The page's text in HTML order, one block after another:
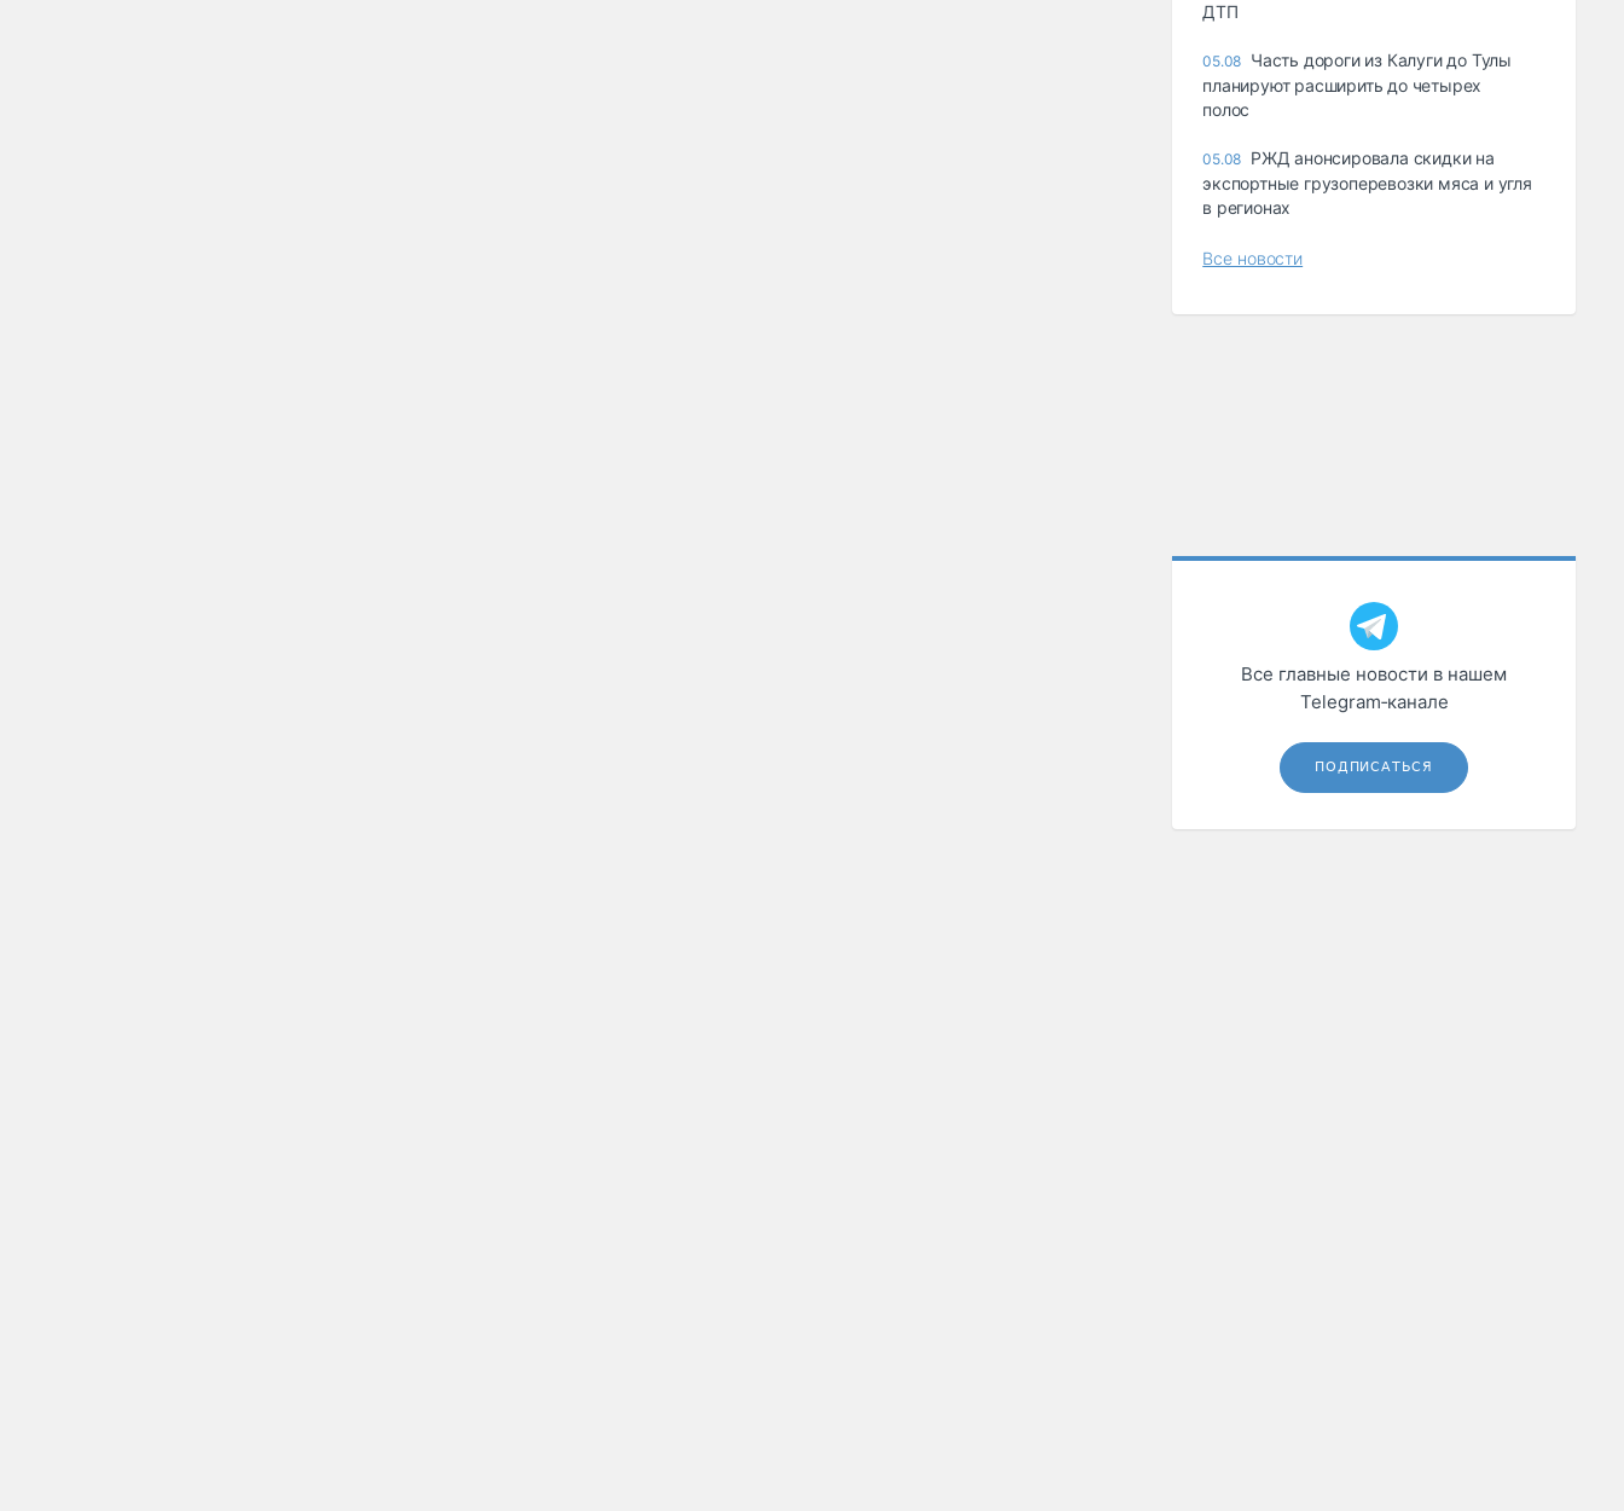
ДТП
05.08 Часть дороги из Калуги до Тулы
планируют расширить до четырех
полос
05.08 РЖД анонсировала скидки на
экспортные грузоперевозки мяса и угля
в регионах
Все новости
Все главные новости в нашем
Telegram‑канале
ПОДПИСАТЬСЯ